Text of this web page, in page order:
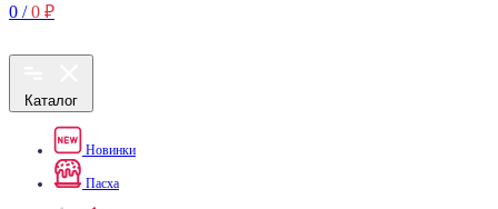
0 / 0 ₽
Каталог
Новинки
Пасха